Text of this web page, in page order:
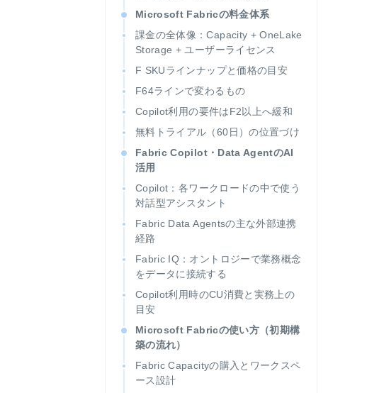
Microsoft Fabricの料金体系
課金の全体像：Capacity + OneLake
Storage + ユーザーライセンス
F SKUラインナップと価格の目安
F64ラインで変わるもの
Copilot利用の要件はF2以上へ緩和
無料トライアル（60日）の位置づけ
Fabric Copilot・Data AgentのAI
活用
Copilot：各ワークロードの中で使う
対話型アシスタント
Fabric Data Agentsの主な外部連携
経路
Fabric IQ：オントロジーで業務概念
をデータに接続する
Copilot利用時のCU消費と実務上の
目安
Microsoft Fabricの使い方（初期構
築の流れ）
Fabric Capacityの購入とワークスペ
ース設計